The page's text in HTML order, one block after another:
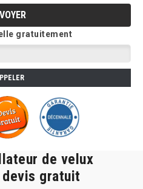
gratuitement
de velux
gratuit